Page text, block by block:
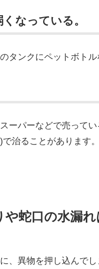
なっている。
タンクにペットボトル
ーパーなどで売って
治ることがあります。
蛇口の水漏
、異物を押し込んで